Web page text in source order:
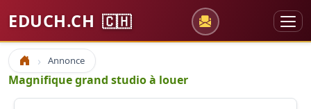
EDUCH.CH 🇨🇭
Accueil Annonce
Magnifique grand studio à louer